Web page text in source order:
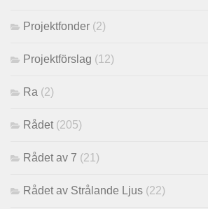
Projektfonder (2)
Projektförslag (12)
Ra (2)
Rådet (205)
Rådet av 7 (21)
Rådet av Strålande Ljus (22)